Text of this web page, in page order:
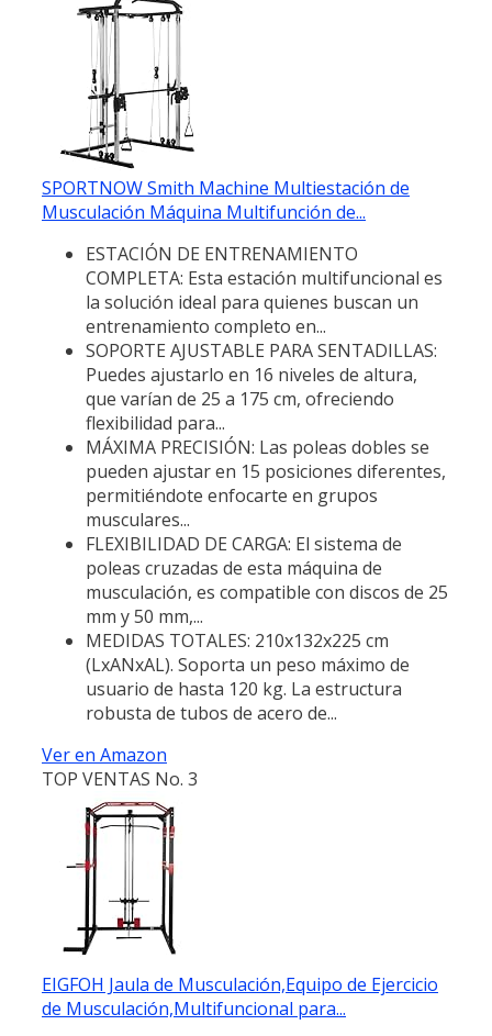
SPORTNOW Smith Machine Multiestación de
Musculación Máquina Multifunción de...
ESTACIÓN DE ENTRENAMIENTO
COMPLETA: Esta estación multifuncional es
la solución ideal para quienes buscan un
entrenamiento completo en...
SOPORTE AJUSTABLE PARA SENTADILLAS:
Puedes ajustarlo en 16 niveles de altura,
que varían de 25 a 175 cm, ofreciendo
flexibilidad para...
MÁXIMA PRECISIÓN: Las poleas dobles se
pueden ajustar en 15 posiciones diferentes,
permitiéndote enfocarte en grupos
musculares...
FLEXIBILIDAD DE CARGA: El sistema de
poleas cruzadas de esta máquina de
musculación, es compatible con discos de 25
mm y 50 mm,...
MEDIDAS TOTALES: 210x132x225 cm
(LxANxAL). Soporta un peso máximo de
usuario de hasta 120 kg. La estructura
robusta de tubos de acero de...
Ver en Amazon
TOP VENTAS No. 3
EIGFOH Jaula de Musculación,Equipo de Ejercicio
de Musculación,Multifuncional para...